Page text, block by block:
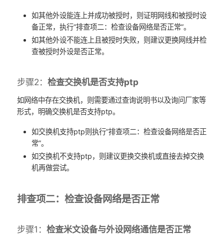
如其他外设能连上并成功被授时，则证明网线和被授时设
备正常，执行“排查项二：检查设备网络是否正常”。
如其他外设不能连上且被授时失败，则建议更换网线并检
查被授时外设是否正常。
步骤2：检查交换机是否支持ptp
如网络中存在交换机，则需要通过查询说明书以及询问厂家等
形式，明确交换机是否支持ptp。
如交换机支持ptp则执行”排查项二：检查设备网络是否正
常”。
如交换机不支持ptp，则建议更换交换机或直接去掉交换
机再做尝试。
排查项二：检查设备网络是否正常
步骤1：检查米文设备与外设网络通信是否正常